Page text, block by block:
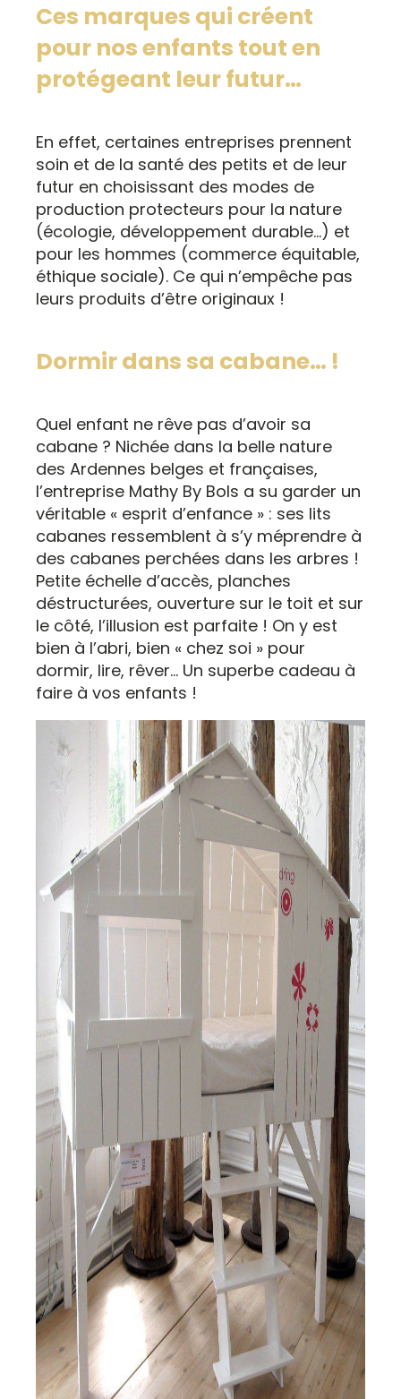
Ces marques qui créent
pour nos enfants tout en
protégeant leur futur…
En effet, certaines entreprises prennent
soin et de la santé des petits et de leur
futur en choisissant des modes de
production protecteurs pour la nature
(écologie, développement durable…) et
pour les hommes (commerce équitable,
éthique sociale). Ce qui n’empêche pas
leurs produits d’être originaux !
Dormir dans sa cabane… !
Quel enfant ne rêve pas d’avoir sa
cabane ? Nichée dans la belle nature
des Ardennes belges et françaises,
l’entreprise Mathy By Bols a su garder un
véritable « esprit d’enfance » : ses lits
cabanes ressemblent à s’y méprendre à
des cabanes perchées dans les arbres !
Petite échelle d’accès, planches
déstructurées, ouverture sur le toit et sur
le côté, l’illusion est parfaite ! On y est
bien à l’abri, bien « chez soi » pour
dormir, lire, rêver… Un superbe cadeau à
faire à vos enfants !